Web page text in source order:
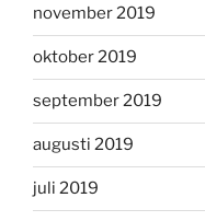
november 2019
oktober 2019
september 2019
augusti 2019
juli 2019